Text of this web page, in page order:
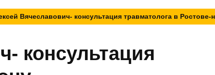
Вячеславович- консультация травматолога в Ростове-
консультация